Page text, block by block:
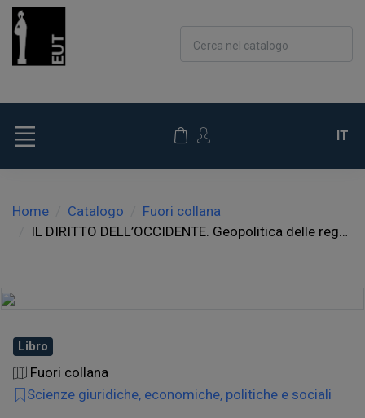
Cerca nel catalogo
IT
Home Catalogo
Fuori collana
IL DIRITTO DELL’OCCIDENTE. Geopolitica delle regole globali
Libro
Fuori collana
Scienze giuridiche, economiche, politiche e sociali